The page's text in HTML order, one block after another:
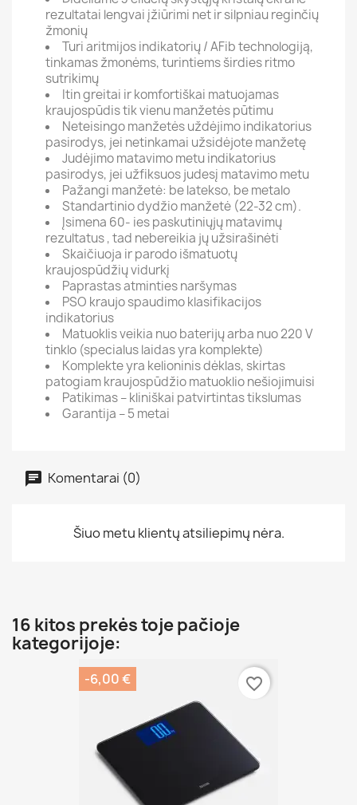
rezultatai lengvai įžiūrimi net ir silpniau reginčių
žmonių
Turi aritmijos indikatorių / AFib technologiją,
tinkamas žmonėms, turintiems širdies ritmo
sutrikimų
Itin greitai ir komfortiškai matuojamas
kraujospūdis tik vienu manžetės pūtimu
Neteisingo manžetės uždėjimo indikatorius
pasirodys, jei netinkamai užsidėjote manžetę
Judėjimo matavimo metu indikatorius
pasirodys, jei užfiksuos judesį matavimo metu
Pažangi manžetė: be latekso, be metalo
Standartinio dydžio manžetė (22-32 cm).
Įsimena 60- ies paskutiniųjų matavimų
rezultatus , tad nebereikia jų užsirašinėti
Skaičiuoja ir parodo išmatuotų
kraujospūdžių vidurkį
Paprastas atminties naršymas
PSO kraujo spaudimo klasifikacijos
indikatorius
Matuoklis veikia nuo baterijų arba nuo 220 V
tinklo (specialus laidas yra komplekte)
Komplekte yra kelioninis dėklas, skirtas
patogiam kraujospūdžio matuoklio nešiojimuisi
Patikimas – kliniškai patvirtintas tikslumas
Garantija – 5 metai
Komentarai (0)
Šiuo metu klientų atsiliepimų nėra.
16 kitos prekės toje pačioje
kategorijoje:
-6,00 € favorite_border